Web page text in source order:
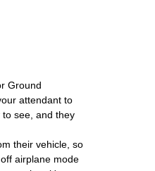
Ground
attendant to
see, and they
their vehicle, so
airplane mode